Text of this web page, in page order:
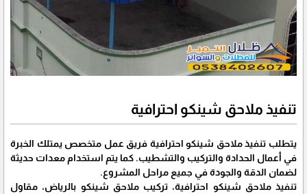
تنفيذ ملاحق شينكو احترافية
يتطلب تنفيذ ملاحق شينكو احترافية فريق عمل متخصص يمتلك الخبرة
في أعمال الحدادة والتركيب والتشطيب. كما يتم استخدام معدات حديثة
لضمان الدقة والجودة في جميع مراحل المشروع.
تنفيذ ملاحق شينكو احترافية، تركيب ملاحق شينكو بالرياض، مقاول